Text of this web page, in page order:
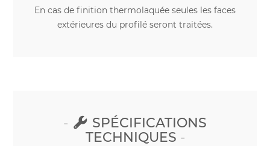
En cas de finition thermolaquée seules les faces
extérieures du profilé seront traitées.
SPÉCIFICATIONS
TECHNIQUES